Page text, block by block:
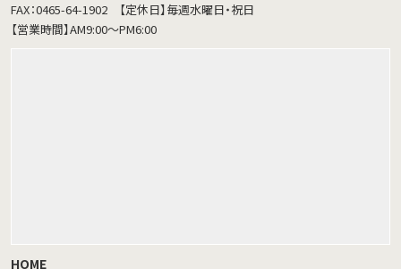
FAX：0465-64-1902
【定休日】毎週水曜日・祝日
【営業時間】AM9:00～PM6:00
HOME